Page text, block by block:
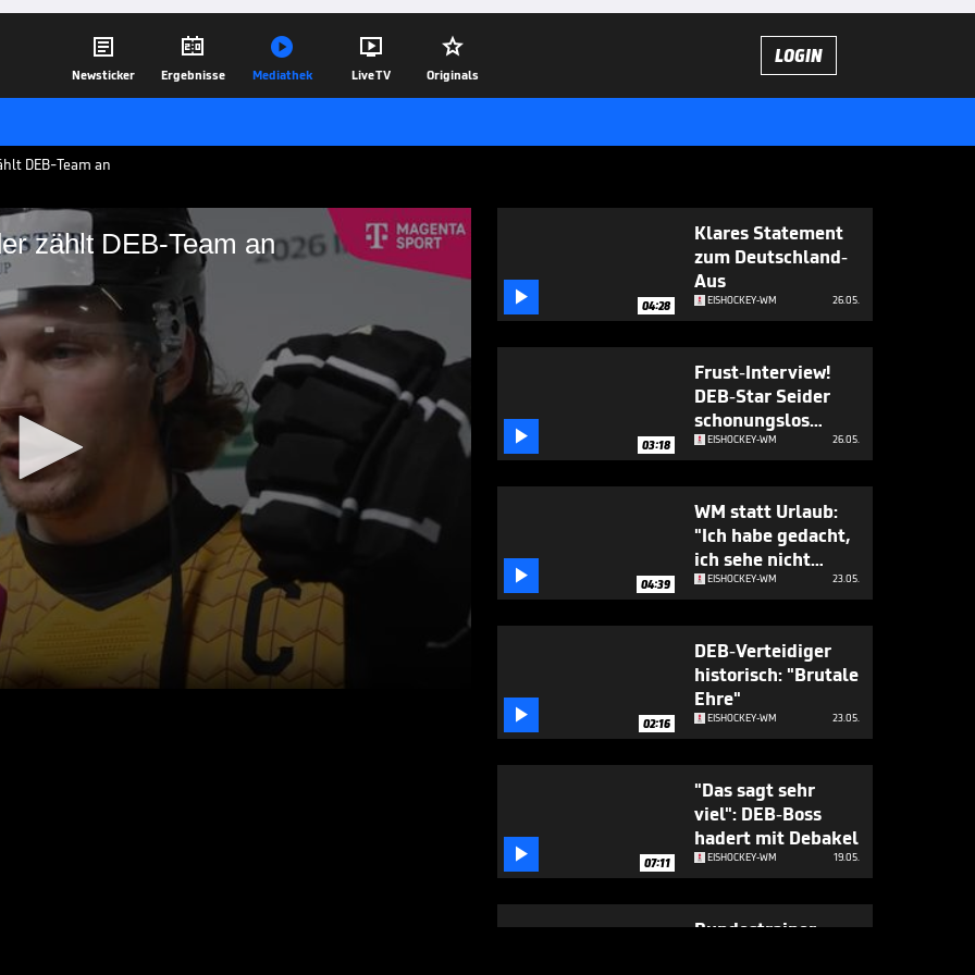

Newsticker

Ergebnisse

Mediathek

Live TV

Originals
LOGIN
DEB-Team an
zählt DEB-Team an
Seider zählt DEB-
ist DEB-Verteidiger Moritz Seider
nach dem ersten Gegentor
 04:28
Klares Statement
zum Deutschland-
Aus
EISHOCKEY-WM 26.05.
 03:18
Frust-Interview!
DEB-Star Seider
schonungslos
ehrlich
EISHOCKEY-WM 26.05.
 04:39
WM statt Urlaub:
"Ich habe gedacht,
ich sehe nicht
richtig"
EISHOCKEY-WM 23.05.
 02:16
DEB-Verteidiger
historisch: "Brutale
Ehre"
EISHOCKEY-WM 23.05.
 07:11
"Das sagt sehr
viel": DEB-Boss
hadert mit Debakel
EISHOCKEY-WM 19.05.
Bundestrainer